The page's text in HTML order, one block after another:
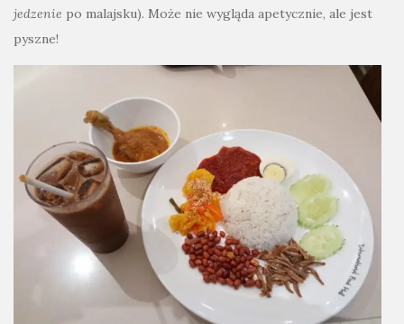
jedzenie po malajsku). Może nie wygląda apetycznie, ale jest
pyszne!